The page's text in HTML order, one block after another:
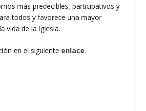
más predecibles, participativos y
todos y favorece una mayor
vida de la Iglesia.
en el siguiente enlace.